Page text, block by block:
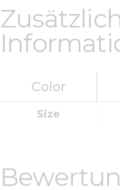
Color
Size